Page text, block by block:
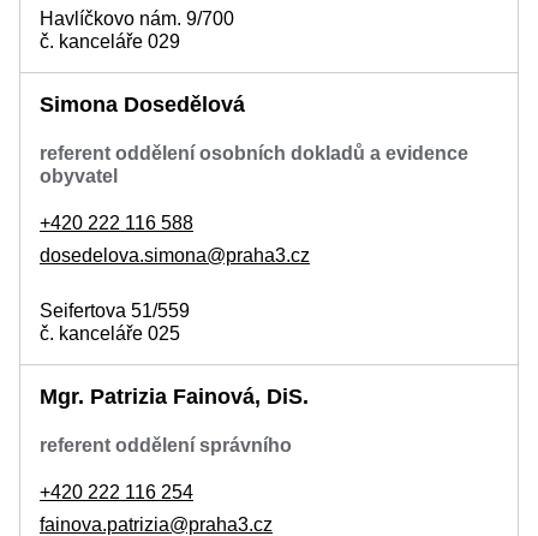
Havlíčkovo nám. 9/700
č. kanceláře 029
Simona Dosedělová
referent oddělení osobních dokladů a evidence
obyvatel
+420 222 116 588
dosedelova.simona@praha3.cz
Seifertova 51/559
č. kanceláře 025
Mgr. Patrizia Fainová, DiS.
referent oddělení správního
+420 222 116 254
fainova.patrizia@praha3.cz